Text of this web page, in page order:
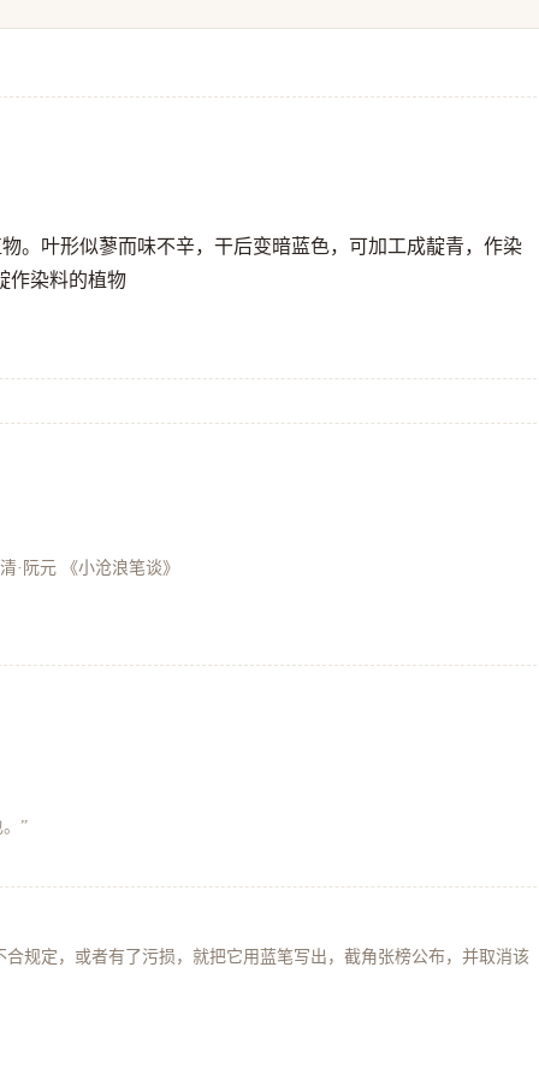
。叶形似蓼而味不辛，干后变暗蓝色，可加工成靛青，作染
作染料的植物
清·阮元 《小沧浪笔谈》
”
规定，或者有了污损，就把它用蓝笔写出，截角张榜公布，并取消该